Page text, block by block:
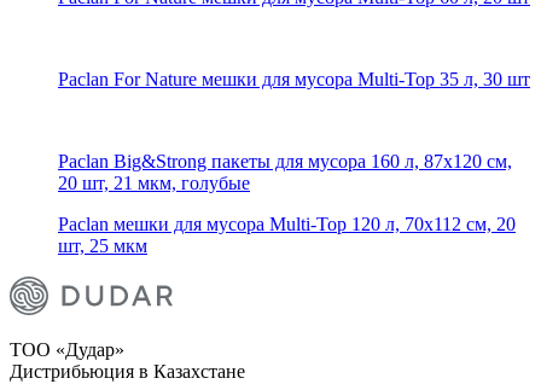
Paclan For Nature мешки для мусора Multi-Top 35 л, 30 шт
Paclan Big&Strong пакеты для мусора 160 л, 87х120 см,
20 шт, 21 мкм, голубые
Paclan мешки для мусора Multi-Top 120 л, 70х112 см, 20
шт, 25 мкм
ТОО «Дудар»
Дистрибьюция в Казахстане